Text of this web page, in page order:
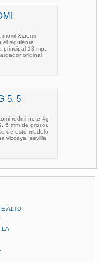
Xiaomi
el siguiente
13 mp.
original
5. 5
redmi note 4g
5 mm de grosor.
de este modelo
vizcaya, sevilla
ALTO
LA